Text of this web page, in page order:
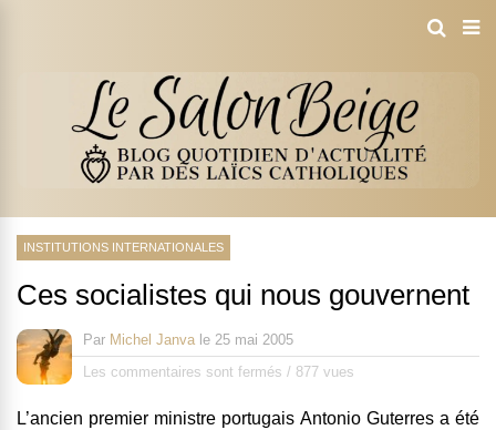
INSTITUTIONS INTERNATIONALES
Ces socialistes qui nous gouvernent
Par Michel Janva le 25 mai 2005
Les commentaires sont fermés / 877 vues
L’ancien premier ministre portugais Antonio Guterres a été